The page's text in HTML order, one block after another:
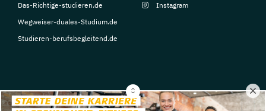
Das-Richtige-studieren.de
Wegweiser-duales-Studium.de
Studieren-berufsbegleitend.de
Instagram